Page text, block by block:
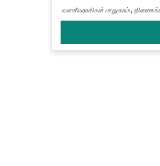
வனசீவராசிகள் பாதுகாப்பு